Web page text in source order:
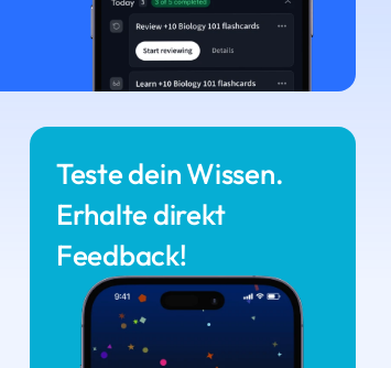
Teste dein Wissen.
Erhalte direkt
Feedback!